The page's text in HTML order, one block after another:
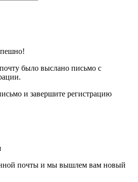
было выслано письмо с
и завершите регистрацию
почты и мы вышлем вам новый